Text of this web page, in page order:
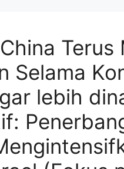
Terus
Selama
lebih